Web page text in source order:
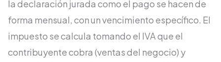
la declaración jurada como el pago se hacen de
forma mensual, con un vencimiento específico. El
impuesto se calcula tomando el IVA que el
contribuyente cobra (ventas del negocio) y